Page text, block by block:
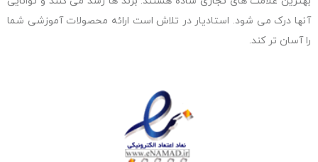
آنها درک می شود. استادیار در تلاش است ارائه محصولات آموزشی شما
را آسان تر کند.